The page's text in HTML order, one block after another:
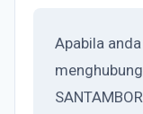
Apabila